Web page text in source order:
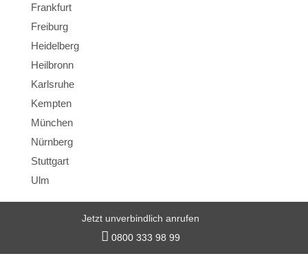
Jetzt unverbindlich anrufen
 0800 333 98 99
Frankfurt
Freiburg
Heidelberg
Heilbronn
Karlsruhe
Kempten
München
Nürnberg
Stuttgart
Ulm
© 2026 LB Detektei